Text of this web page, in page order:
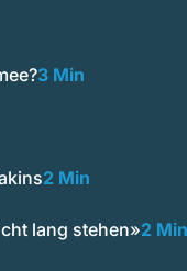
3 Min
2 Min
lang stehen»2 Min